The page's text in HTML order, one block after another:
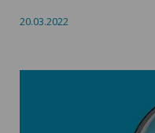
20.03.2022